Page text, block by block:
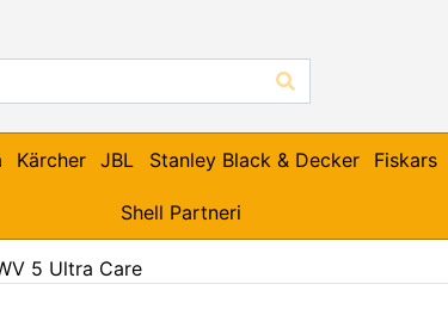
Kärcher JBL Stanley Black & Decker Fiskars
Shell Partneri
5 Ultra Care